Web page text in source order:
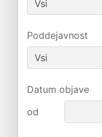
Poddejavnost
Datum objave
od